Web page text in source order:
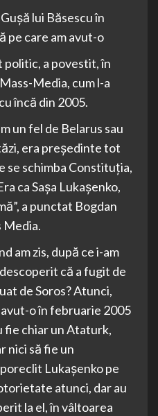
lui Băsescu în
pe care am avut-o
politic, a povestit, în
Media, cum l-a
încă din 2005.
un fel de Belarus sau
era preşedinte tot
se schimba Constituţia,
ca Saşa Lukaşenko,
a punctat Bogdan
Media.
am zis, după ce i-am
că a fugit de
de Soros? Atunci,
o în februarie 2005
fie chiar un Ataturk,
nici să fie un
Lukaşenko pe
atunci, dar au
la el, în vâltoarea